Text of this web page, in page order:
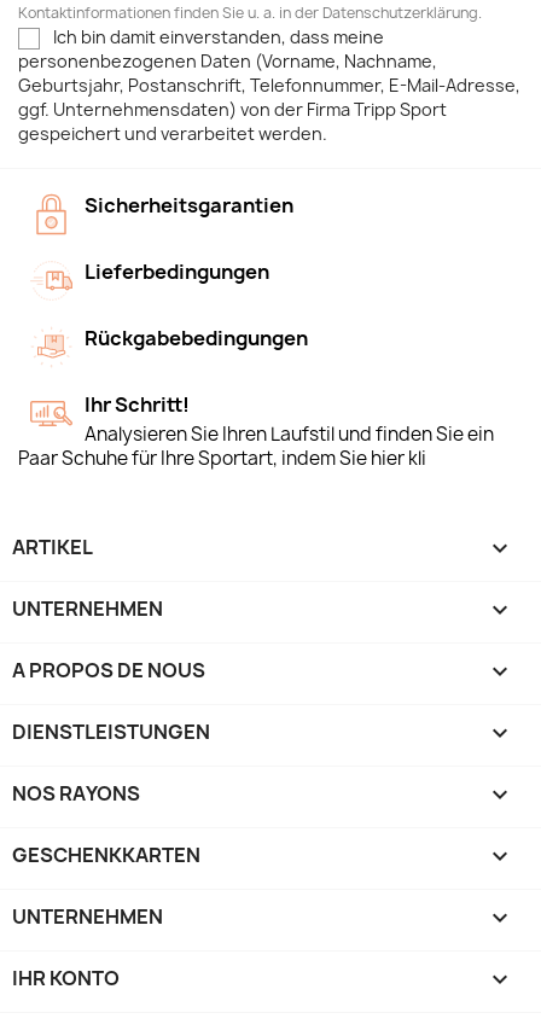
Kontaktinformationen finden Sie u. a. in der Datenschutzerklärung.
Ich bin damit einverstanden, dass meine
personenbezogenen Daten (Vorname, Nachname,
Geburtsjahr, Postanschrift, Telefonnummer, E-Mail-Adresse,
ggf. Unternehmensdaten) von der Firma Tripp Sport
gespeichert und verarbeitet werden.
Sicherheitsgarantien
Lieferbedingungen
Rückgabebedingungen
Ihr Schritt!
Analysieren Sie Ihren Laufstil und finden Sie ein
Paar Schuhe für Ihre Sportart, indem Sie hier kli
ARTIKEL 
UNTERNEHMEN 
A PROPOS DE NOUS 
DIENSTLEISTUNGEN 
NOS RAYONS 
GESCHENKKARTEN 
UNTERNEHMEN 
IHR KONTO 